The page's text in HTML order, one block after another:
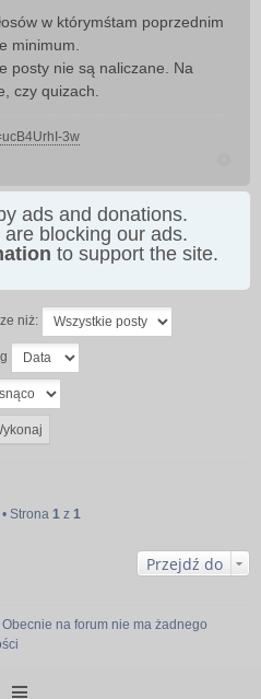
w którymśtam poprzednim
minimum.
posty nie są naliczane. Na
czy quizach.
3w
ads and donations.
blocking our ads.
to support the site.
niż:
Strona 1 z 1
Przejdź do
na forum nie ma żadnego